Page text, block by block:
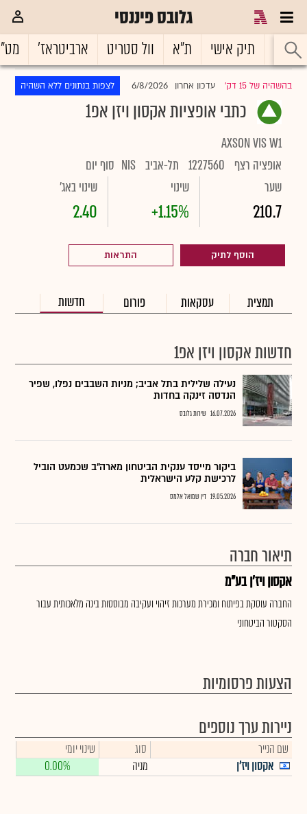
גלובס פיננסי
ראשי תיק אישי ת"א וול סטריט ארביטראז'
בהשהיה של 15 דק' |עדכון אחרון 6/8/2026 לצפות בנתונים ללא השהיה
כתבי אופציות אקסון ויזן אפ1
AXSON VIS W1
אופציה רצף
1227560 תל-אביב NIS סוף יום
שער
210.7
שינוי
+1.15%
שינוי באג'
2.40
הוסף לתיק התראות
תמצית עסקאות פורום חדשות
חדשות אקסון ויזן אפ1
נעילה שלילית בתל אביב; מניות השבבים נפלו, שפיר
הנדסה זינקה בחדות
16.07.2026 שירות גלובס
ביקור מייסד ענקית הביטחון מארה"ב שכמעט הוביל
לרכישת קלע הישראלית
19.05.2026 דין שמואל אלמס
תיאור חברה
אקסון ויז'ן בע"מ
החברה עוסקת בפיתוח ומכירת מערכות זיהוי ועקיבה מבוססות בינה מלאכותית עבור
הסקטור הביטחוני
הצעות פרסומיות
ניירות ערך נוספים
שם הנייר סוג
שינוי יומי
אקסון ויז'ן
מניה 0.00%